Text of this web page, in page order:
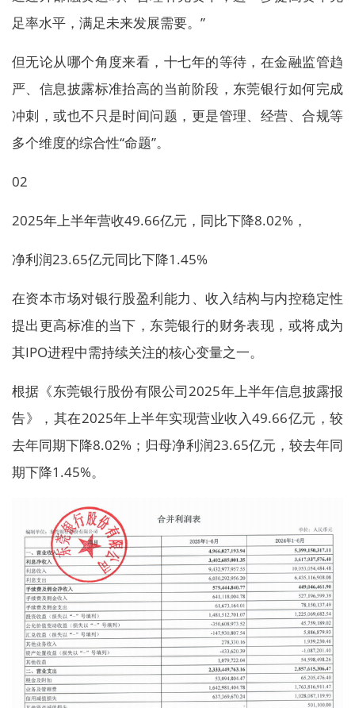
足率水平，满足未来发展需要。”
但无论从哪个角度来看，十七年的等待，在金融监管趋
严、信息披露标准抬高的当前阶段，东莞银行如何完成
冲刺，或也不只是时间问题，更是管理、经营、合规等
多个维度的综合性“命题”。
02
2025年上半年营收49.66亿元，同比下降8.02%，
净利润23.65亿元同比下降1.45%
在资本市场对银行股盈利能力、收入结构与内控稳定性
提出更高标准的当下，东莞银行的财务表现，或将成为
其IPO进程中需持续关注的核心变量之一。
根据《东莞银行股份有限公司2025年上半年信息披露报
告》，其在2025年上半年实现营业收入49.66亿元，较
去年同期下降8.02%；归母净利润23.65亿元，较去年同
期下降1.45%。